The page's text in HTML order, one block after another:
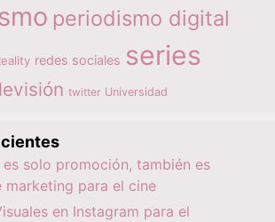
periodismo digital
redes sociales series
twitter Universidad
solo promoción, también es
marketing para el cine
en Instagram para el